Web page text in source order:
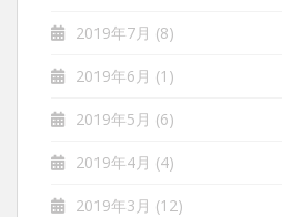
2019年7月 (8)
2019年6月 (1)
2019年5月 (6)
2019年4月 (4)
2019年3月 (12)